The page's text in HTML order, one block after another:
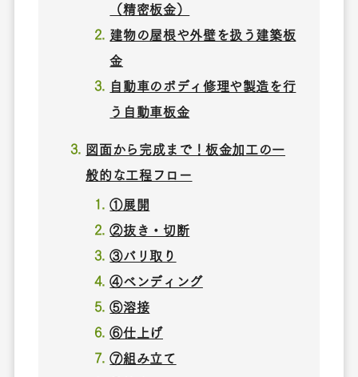
（精密板金）
建物の屋根や外壁を扱う建築板
金
自動車のボディ修理や製造を行
う自動車板金
図面から完成まで！板金加工の一
般的な工程フロー
①展開
②抜き・切断
③バリ取り
④ベンディング
⑤溶接
⑥仕上げ
⑦組み立て